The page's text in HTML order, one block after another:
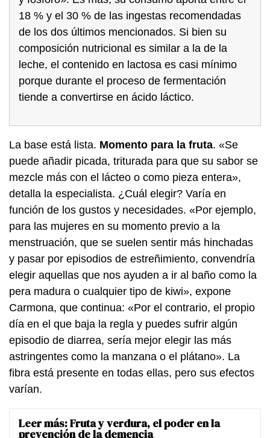
18 % y el 30 % de las ingestas recomendadas
de los dos últimos mencionados. Si bien su
composición nutricional es similar a la de la
leche, el contenido en lactosa es casi mínimo
porque durante el proceso de fermentación
tiende a convertirse en ácido láctico.
La base está lista. Momento para la fruta. «Se
puede añadir picada, triturada para que su sabor se
mezcle más con el lácteo o como pieza entera»,
detalla la especialista. ¿Cuál elegir? Varía en
función de los gustos y necesidades. «Por ejemplo,
para las mujeres en su momento previo a la
menstruación, que se suelen sentir más hinchadas
y pasar por episodios de estreñimiento, convendría
elegir aquellas que nos ayuden a ir al baño como la
pera madura o cualquier tipo de kiwi», expone
Carmona, que continua: «Por el contrario, el propio
día en el que baja la regla y puedes sufrir algún
episodio de diarrea, sería mejor elegir las más
astringentes como la manzana o el plátano». La
fibra está presente en todas ellas, pero sus efectos
varían.
Leer más:Fruta y verdura, el poder en la
prevención de la demencia